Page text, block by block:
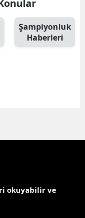
Şampiyonluk
Haberleri
okuyabilir ve